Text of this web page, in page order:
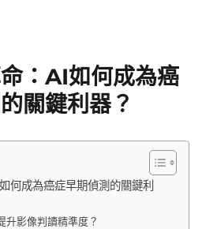
：AI如何成為癌
關鍵利器？
何成為癌症早期偵測的關鍵利
升影像判讀精準度？